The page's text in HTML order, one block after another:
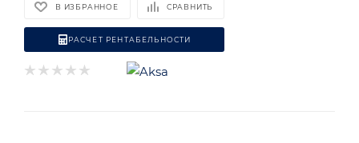
В ИЗБРАННОЕ СРАВНИТЬ
РАСЧЕТ РЕНТАБЕЛЬНОСТИ